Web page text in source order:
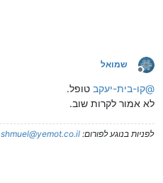
מנותק
שמואל
@קו-בית-יעקב טופל.
לא אמור לקרות שוב.
לפניות בנוגע לפורום: shmuel@yemot.co.il